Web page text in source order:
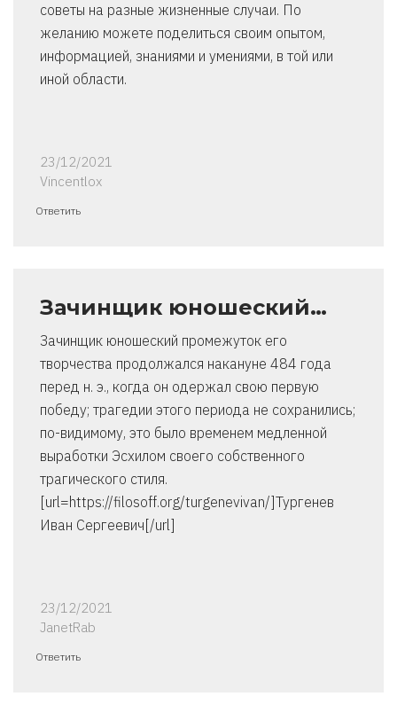
советы на разные жизненные случаи. По
желанию можете поделиться своим опытом,
информацией, знаниями и умениями, в той или
иной области.
23/12/2021
Vincentlox
Ответить
Зачинщик юношеский…
Зачинщик юношеский промежуток его
творчества продолжался накануне 484 года
перед н. э., когда он одержал свою первую
победу; трагедии этого периода не сохранились;
по-видимому, это было временем медленной
выработки Эсхилом своего собственного
трагического стиля.
[url=https://filosoff.org/turgenevivan/]Тургенев
Иван Сергеевич[/url]
23/12/2021
JanetRab
Ответить